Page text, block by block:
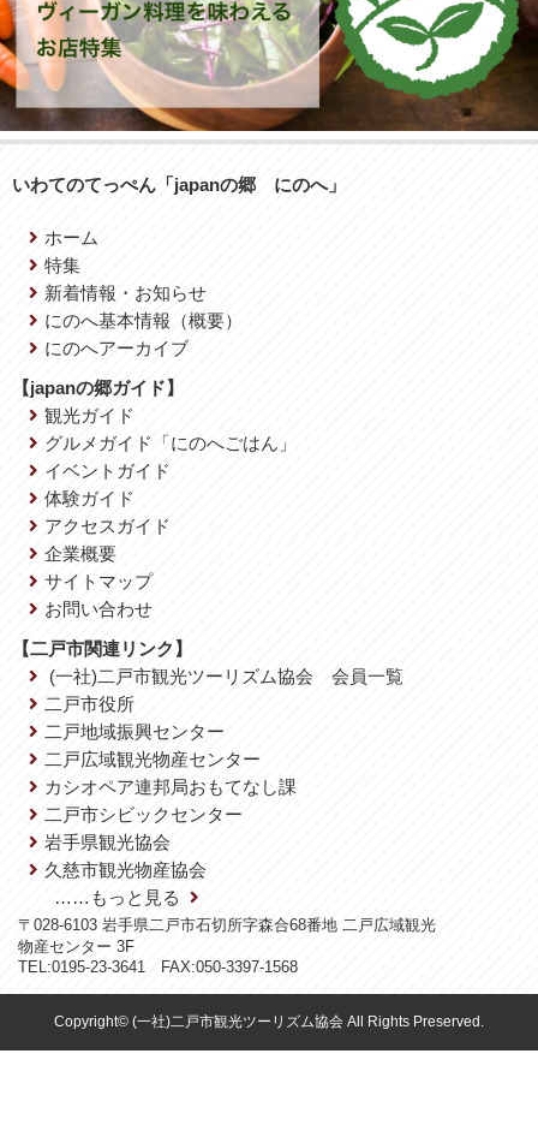
いわてのてっぺん「japanの郷 にのへ」
ホーム
特集
新着情報・お知らせ
にのへ基本情報（概要）
にのへアーカイブ
【japanの郷ガイド】
観光ガイド
グルメガイド「にのへごはん」
イベントガイド
体験ガイド
アクセスガイド
企業概要
サイトマップ
お問い合わせ
【二戸市関連リンク】
(一社)二戸市観光ツーリズム協会 会員一覧
二戸市役所
二戸地域振興センター
二戸広域観光物産センター
カシオペア連邦局おもてなし課
二戸市シビックセンター
岩手県観光協会
久慈市観光物産協会
……もっと見る
〒028-6103 岩手県二戸市石切所字森合68番地 二戸広域観光
物産センター 3F
TEL:0195-23-3641 FAX:050-3397-1568
Copyright© (一社)二戸市観光ツーリズム協会 All Rights Preserved.